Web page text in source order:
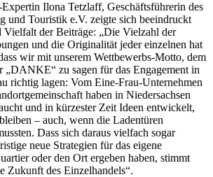
Ilona Tetzlaff, Geschäftsführerin des
und Touristik e.V. zeigte sich beeindruckt
Vielfalt der Beiträge: „Die Vielzahl der
und die Originalität jeder einzelnen hat
wir mit unserem Wettbewerbs-Motto, dem
„DANKE“ zu sagen für das Engagement in
richtig lagen: Vom Eine-Frau-Unternehmen
haben in Niedersachsen
und in kürzester Zeit Ideen entwickelt,
– auch, wenn die Ladentüren
Dass sich daraus vielfach sogar
neue Strategien für das eigene
oder den Ort ergeben haben, stimmt
Zukunft des Einzelhandels“.